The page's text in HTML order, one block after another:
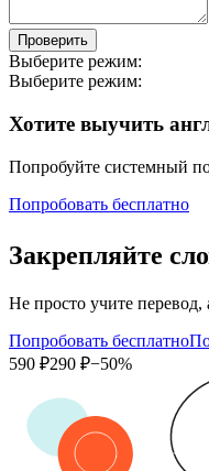
Проверить
Выберите режим:
Выберите режим:
Хотите выучить
Попробуйте системный
Попробовать бесплатно
Закрепляйте
Не просто учите
Попробовать бесплатно
590 ₽290 ₽−50%